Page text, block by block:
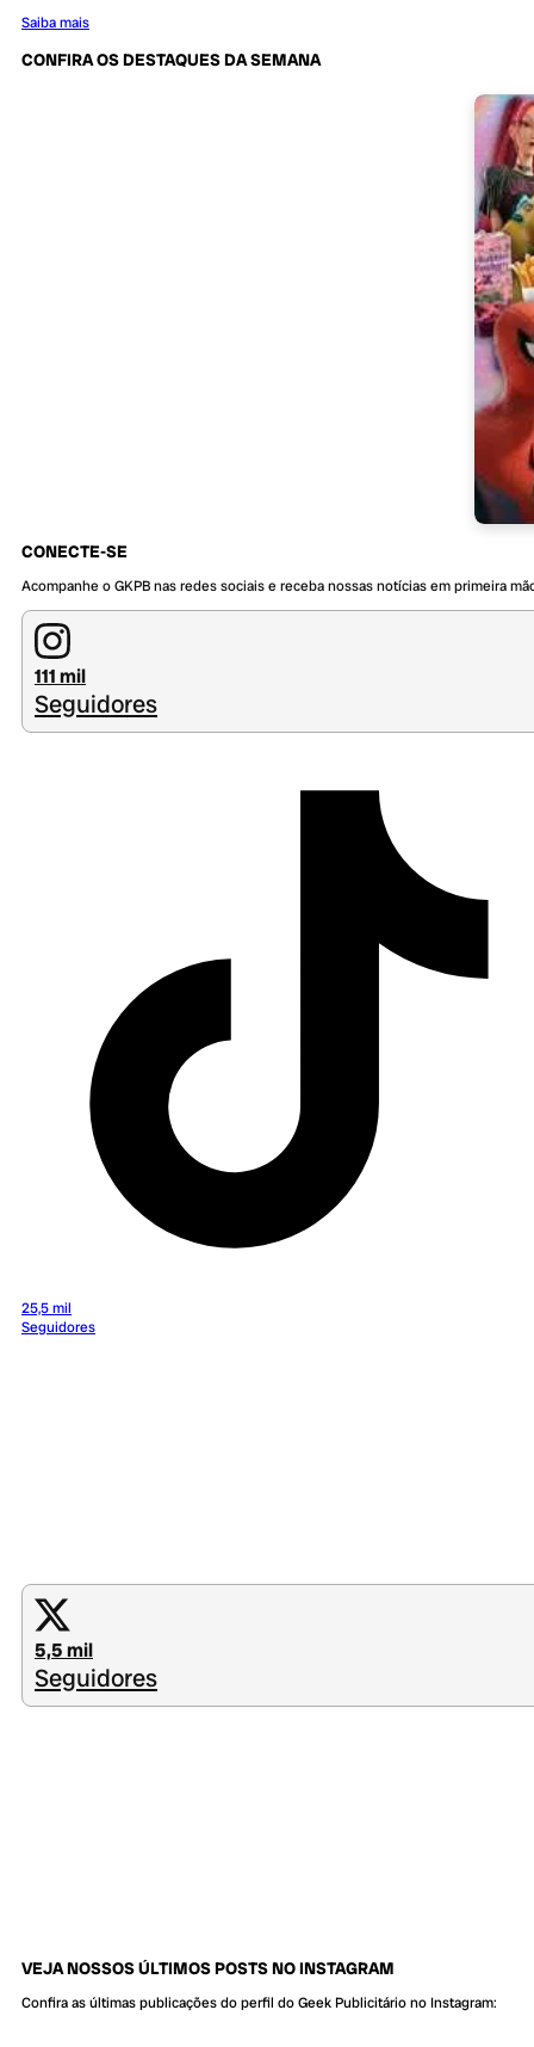
Saiba mais
CONFIRA OS DESTAQUES DA SEMANA
CONECTE-SE
Acompanhe o GKPB nas redes sociais e receba nossas notícias em primeira
111 mil
Seguidores
25,5 mil
Seguidores
5,5 mil
Seguidores
VEJA NOSSOS ÚLTIMOS POSTS NO INSTAGRAM
Confira as últimas publicações do perfil do Geek Publicitário no Instagram: